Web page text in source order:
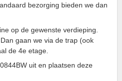
bezorging bieden we dan
op de gewenste verdieping.
gaan we via de trap (ook
de 4e etage.
uit en plaatsen deze